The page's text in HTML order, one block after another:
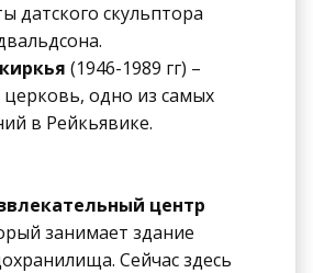
датского скульптора
(1946-1989 гг) –
одно из самых
в Рейкьявике.
центр
занимает здание
Сейчас здесь